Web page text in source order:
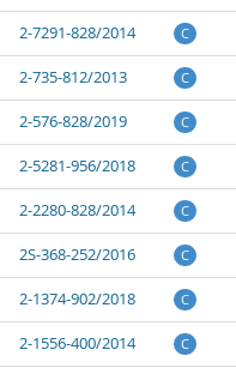
2-7291-828/2014 C
2-735-812/2013 C
2-576-828/2019 C
2-5281-956/2018 C
2-2280-828/2014 C
2S-368-252/2016 C
2-1374-902/2018 C
2-1556-400/2014 C